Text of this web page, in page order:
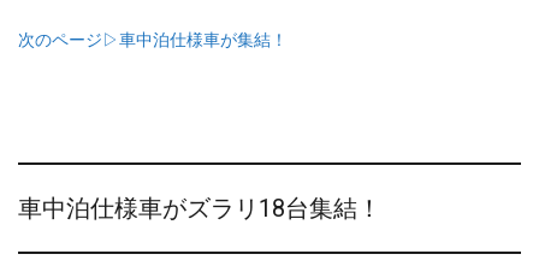
次のページ▷車中泊仕様車が集結！
車中泊仕様車がズラリ18台集結！